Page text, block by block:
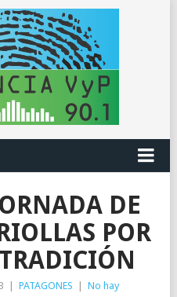
DE
POR
PATAGONES
No hay